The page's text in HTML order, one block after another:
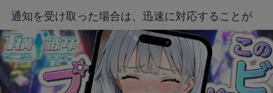
通知を受け取った場合は、迅速に対応することが
重要です。